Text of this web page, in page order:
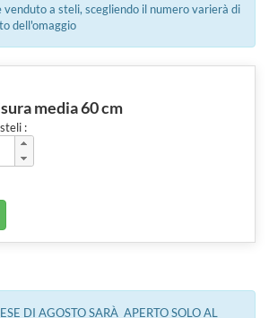
a steli, scegliendo il numero varierà di
dell'omaggio
media 60 cm
:
DI AGOSTO SARÀ APERTO SOLO AL